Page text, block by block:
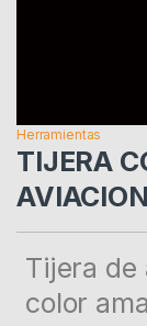
Herramientas
TIJERA
Tijera de
color